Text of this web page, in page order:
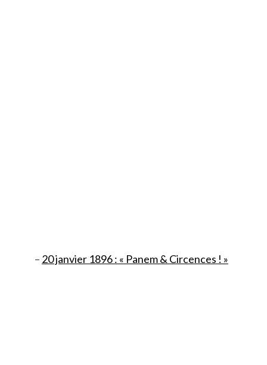
– 20 janvier 1896 : « Panem & Circences ! »